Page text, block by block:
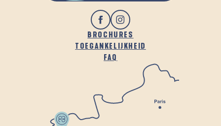
BROCHURES
TOEGANKELIJKHEID
FAQ